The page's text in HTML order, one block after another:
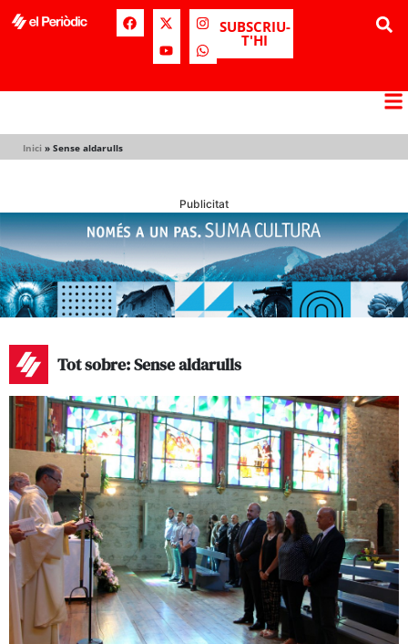
SUBSCRIU-
T'HI
Inici » Sense aldarulls
Publicitat
Tot sobre: Sense aldarulls